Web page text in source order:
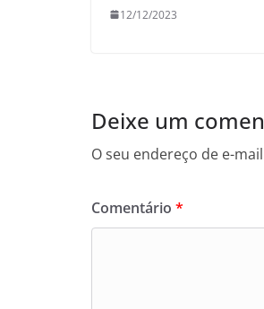
12/12/2023
Deixe um
O seu endereço de e-
Comentário *